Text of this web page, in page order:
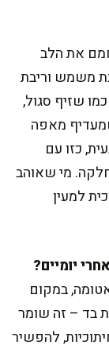
את הלב
משמש וריבת
שזיף סגול,
מאפה
כזו עם
מי שאוהב
למעין
במקום
בד – זה שומר
להפשיר